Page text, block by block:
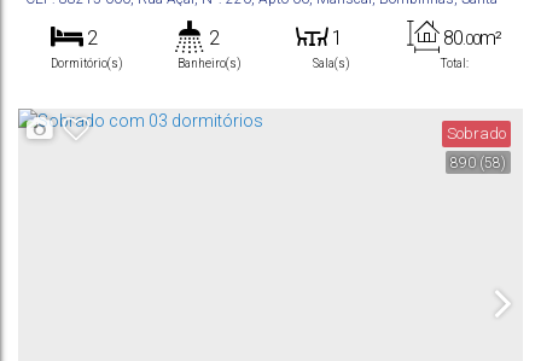
2
Dormitório(s)
2
Banheiro(s)
1
Sala(s) Total:
80 .00m²
Vaga(s) Distância do Mar
890 (58)
Sobrado